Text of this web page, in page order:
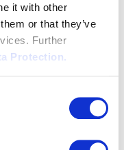
it with other
or that they’ve
Further
Protection.